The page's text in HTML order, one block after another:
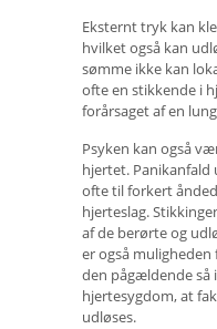
Eksternt tryk kan
hvilket også kan
sømme ikke kan
ofte en stikkende i
forårsaget af en
Psyken kan også
hjertet. Panikanfald
ofte til forkert
hjerteslag.
af ​​de berørte og
er også
den pågældende så
hjertesygdom, at
udløses.